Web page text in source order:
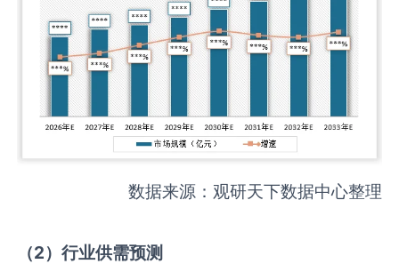
数据来源：观研天下数据中心整理
（2）行业供需预测